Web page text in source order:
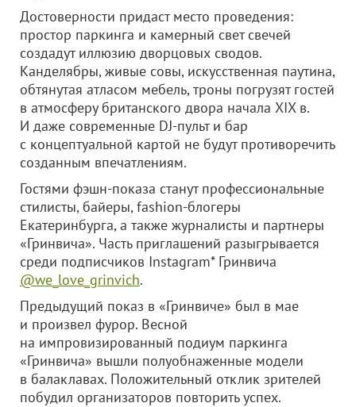
Достоверности придаст место проведения:
простор паркинга и камерный свет свечей
создадут иллюзию дворцовых сводов.
Канделябры, живые совы, искусственная паутина,
обтянутая атласом мебель, троны погрузят гостей
в атмосферу британского двора начала XIX в.
И даже современные DJ-пульт и бар
с концептуальной картой не будут противоречить
созданным впечатлениям.
Гостями фэшн-показа станут профессиональные
стилисты, байеры, fashion-блогеры
Екатеринбурга, а также журналисты и партнеры
«Гринвича». Часть приглашений разыгрывается
среди подписчиков Instagram* Гринвича
@we_love_grinvich.
Предыдущий показ в «Гринвиче» был в мае
и произвел фурор. Весной
на импровизированный подиум паркинга
«Гринвича» вышли полуобнаженные модели
в балаклавах. Положительный отклик зрителей
побудил организаторов повторить успех.